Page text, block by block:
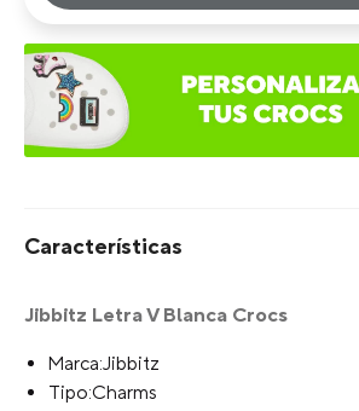
Características
Jibbitz Letra V Blanca Crocs
Marca:Jibbitz
Tipo:Charms